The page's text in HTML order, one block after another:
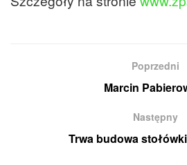
Poprzedni
Marcin
Następny
Trwa budowa